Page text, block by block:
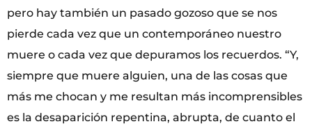
pero hay también un pasado gozoso que se nos
pierde cada vez que un contemporáneo nuestro
muere o cada vez que depuramos los recuerdos. “Y,
siempre que muere alguien, una de las cosas que
más me chocan y me resultan más incomprensibles
es la desaparición repentina, abrupta, de cuanto el